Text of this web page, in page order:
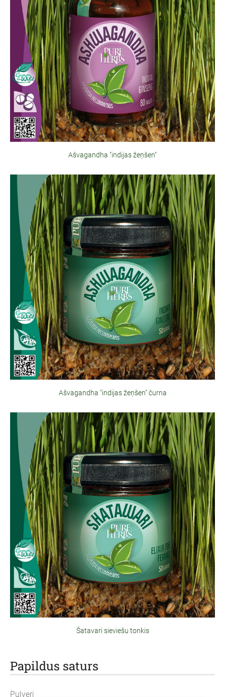
Papildus saturs
Pulveri
Ašvagandha "indijas žeņšen"
Ašvagandha "indijas žeņšen" čurna
Šatavari sieviešu tonkis